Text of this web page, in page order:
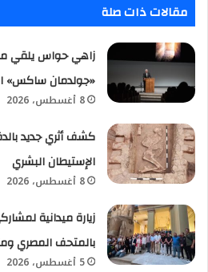
مقالات ذات صلة
زاهي حواس يلقي
«جولدمان ساكس»
8 أغسطس، 2026
كشف أثري جديد
الإستيطان البشري
8 أغسطس، 2026
زيارة ميدانية
بالمتحف المصري
5 أغسطس، 2026